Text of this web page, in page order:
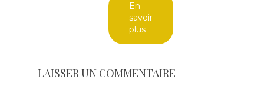
En
savoir
plus
LAISSER UN COMMENTAIRE